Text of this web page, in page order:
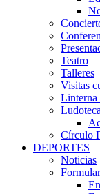
Teatro
Talleres
Visitas
Linterna
Ludoteca
Círculo
DEPORTES
Noticias